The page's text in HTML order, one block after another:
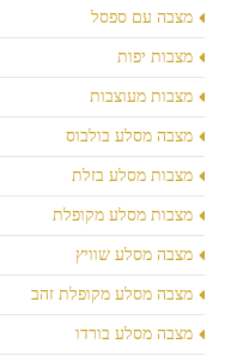
מצבה עם ספסל
מצבות יפות
מצבות מעוצבות
מצבה מסלע בולבוס
מצבות מסלע בזלת
מצבות מסלע מקופלת
מצבה מסלע שוויץ
מצבה מסלע מקופלת זהב
מצבה מסלע בורדו